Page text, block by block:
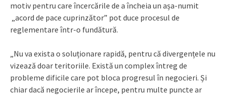
motiv pentru care încercările de a încheia un așa-numit
„acord de pace cuprinzător” pot duce procesul de
reglementare într-o fundătură.
„Nu va exista o soluționare rapidă, pentru că divergențele nu
vizează doar teritoriile. Există un complex întreg de
probleme dificile care pot bloca progresul în negocieri. Și
chiar dacă negocierile ar începe, pentru multe puncte ar